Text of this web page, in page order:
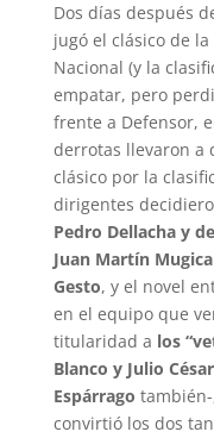
Dos días después
jugó el clásico de
Nacional (y la
empatar, pero
frente a Defensor,
derrotas llevaron a
clásico por la
dirigentes
Pedro Dellacha y
Juan Martín
Gesto, y el novel
en el equipo que
titularidad a los
Blanco y Julio
Espárrago
convirtió los dos